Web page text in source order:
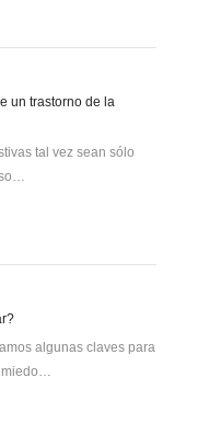
un trastorno de la
tal vez sean sólo
algunas claves para
miedo…